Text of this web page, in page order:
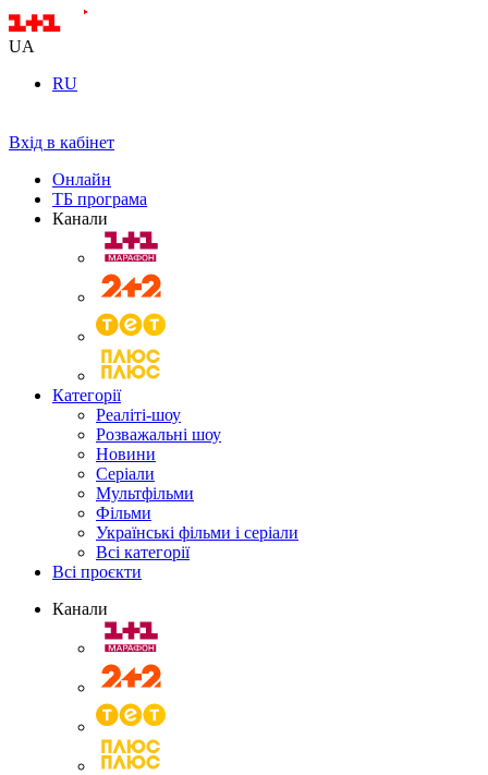
UA
RU
Вхід в кабінет
Онлайн
ТБ програма
Канали
Категорії
Реаліті-шоу
Розважальні шоу
Новини
Серіали
Мультфільми
Фільми
Українські фільми і серіали
Всі категорії
Всі проєкти
Канали